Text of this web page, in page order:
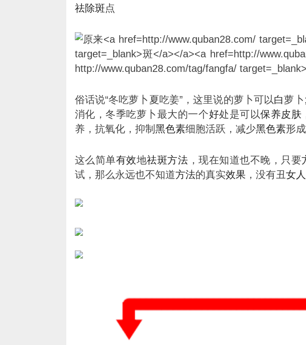
祛除斑点
俗话说“冬吃萝卜夏吃姜”，这里说的萝卜可以白萝
消化，冬季吃萝卜最大的一个好处是可以保养皮肤
养，抗氧化，抑制 黑色素细胞活跃，减少黑色素形
这么简单有效地祛斑方法 ，现在知道也不晚，只要
试，那么永远也不知道方法的真实效果 ，没有丑女人